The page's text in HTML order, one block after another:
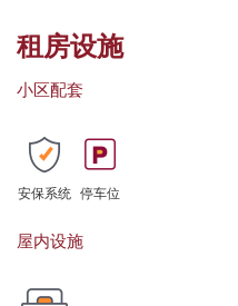
租房设施
小区配套
安保系统 停车位
屋内设施